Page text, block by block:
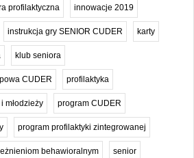
profilaktyczna innowacje 2019
instrukcja gry SENIOR CUDER karty
klub seniora
CUDER profilaktyka
młodzieży program CUDER
program profilaktyki zintegrowanej
behawioralnym senior